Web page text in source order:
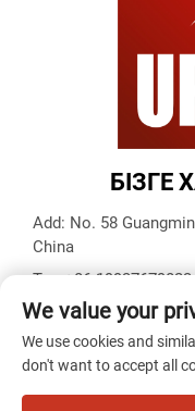
БІЗГЕ
Add: No. 58
China
Тел:+86-19937679823
Электрондық
We value your
We use cookies and
don't want to accept all